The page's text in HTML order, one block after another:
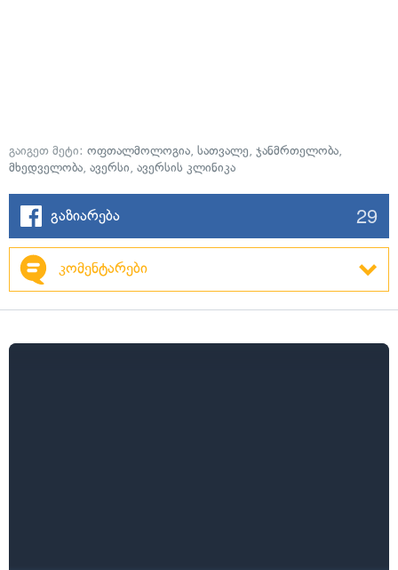
გაიგეთ მეტი: ოფთალმოლოგია, სათვალე, ჯანმრთელობა,
მხედველობა, ავერსი, ავერსის კლინიკა
გაზიარება 29
კომენტარები